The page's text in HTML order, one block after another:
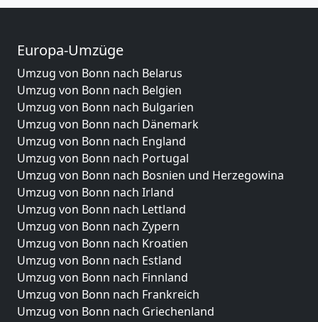
Europa-Umzüge
Umzug von Bonn nach Belarus
Umzug von Bonn nach Belgien
Umzug von Bonn nach Bulgarien
Umzug von Bonn nach Dänemark
Umzug von Bonn nach England
Umzug von Bonn nach Portugal
Umzug von Bonn nach Bosnien und Herzegowina
Umzug von Bonn nach Irland
Umzug von Bonn nach Lettland
Umzug von Bonn nach Zypern
Umzug von Bonn nach Kroatien
Umzug von Bonn nach Estland
Umzug von Bonn nach Finnland
Umzug von Bonn nach Frankreich
Umzug von Bonn nach Griechenland